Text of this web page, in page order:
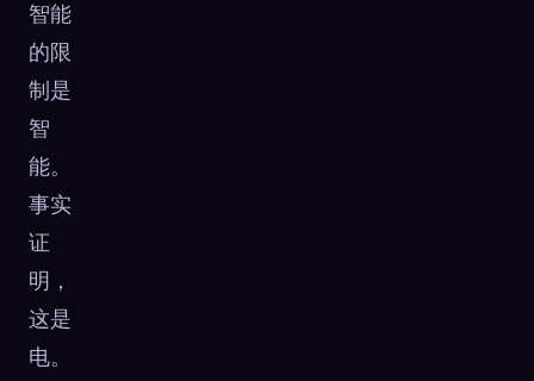
智能
的限
制是
智
能。
事实
证
明，
这是
电。